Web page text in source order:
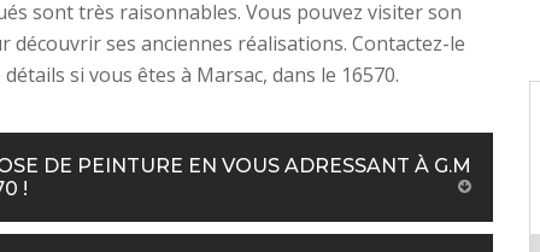
sont très raisonnables. Vous pouvez visiter son
découvrir ses anciennes réalisations. Contactez-le
si vous êtes à Marsac, dans le 16570.
DE PEINTURE EN VOUS ADRESSANT À G.M
!